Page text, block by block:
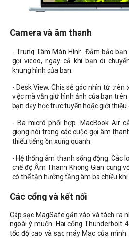
Camera và âm thanh
- Trung Tâm Màn Hình. Đảm bảo
gọi video, ngay cả khi bạn di
khung hình của bạn.
- Desk View. Chia sẻ góc nhìn từ trên
việc mà vẫn giữ hình ảnh của bạn
bạn dạy học trực tuyến hoặc giới
- Ba micrô phối hợp. MacBook Air
giọng nói trong các cuộc gọi âm
thiểu tiếng ồn xung quanh.
- Hệ thống âm thanh sống động. Các
chế độ Âm Thanh Không Gian cùng
có thể tận hưởng tầng âm ba chiều
Các cổng và kết nối
Cáp sạc MagSafe gắn vào và tách ra
ngoài ý muốn. Hai cổng Thunderbolt
tốc độ cao và sạc máy Mac của